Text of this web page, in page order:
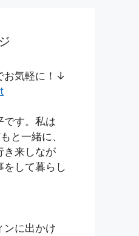
お気軽に！↓
です。私は
と一緒に、
き来しなが
をして暮らし
ンに出かけ